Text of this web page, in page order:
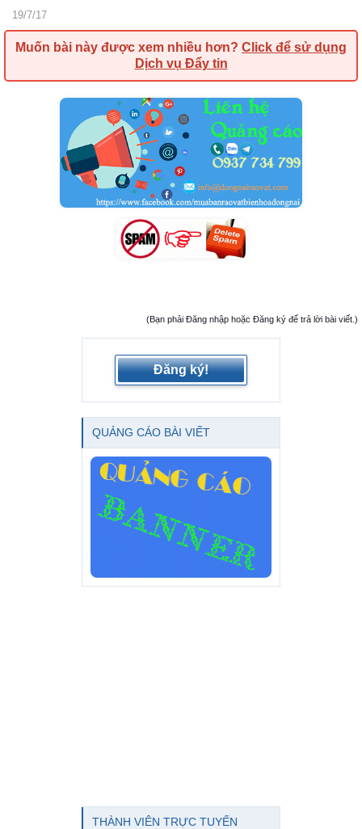
19/7/17
Muốn bài này được xem nhiều hơn? Click để sử dụng
Dịch vụ Đẩy tin
(Bạn phải Đăng nhập hoặc Đăng ký để trả lời bài viết.)
Đăng ký!
QUẢNG CÁO BÀI VIẾT
THÀNH VIÊN TRỰC TUYẾN